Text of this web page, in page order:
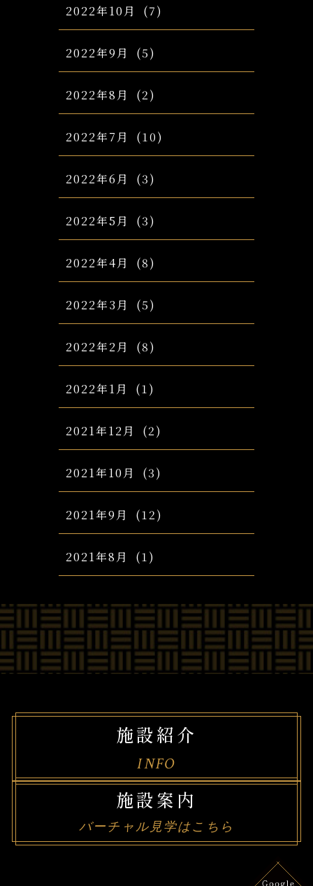
2022年10月 (7)
2022年9月 (5)
2022年8月 (2)
2022年7月 (10)
2022年6月 (3)
2022年5月 (3)
2022年4月 (8)
2022年3月 (5)
2022年2月 (8)
2022年1月 (1)
2021年12月 (2)
2021年10月 (3)
2021年9月 (12)
2021年8月 (1)
施設紹介
INFO
施設案内
バーチャル見学はこちら